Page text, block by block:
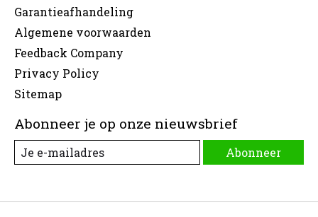
Garantieafhandeling
Algemene voorwaarden
Feedback Company
Privacy Policy
Sitemap
Abonneer je op onze nieuwsbrief
Abonneer